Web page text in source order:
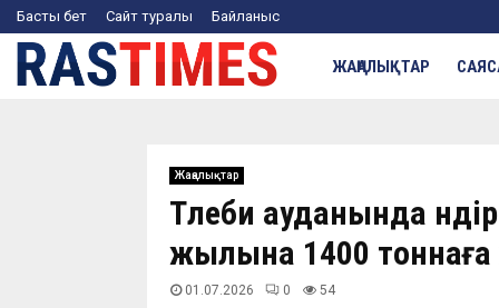
Басты бет Сайт туралы Байланыс
ЖАҢАЛЫҚТАР
Жаңалықтар
Төлеби ауданында
жылына 1400 тоннаға
01.07.2026 0 54